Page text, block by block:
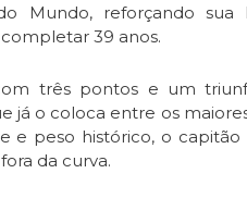
Mundo, reforçando
39 anos.
três pontos e um
já o coloca entre os
e peso histórico, o
da curva.